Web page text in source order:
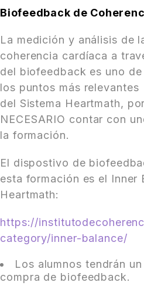
Biofeedback de
La medición y análisis de
coherencia cardíaca a
del biofeedback es uno de
los puntos más relevantes
del Sistema Heartmath,
NECESARIO contar con
la formación.
El dispostivo de
esta formación es el Inner
Heartmath:
https://
category/inner-balance/
Los alumnos tendrán un
compra de biofeedback.